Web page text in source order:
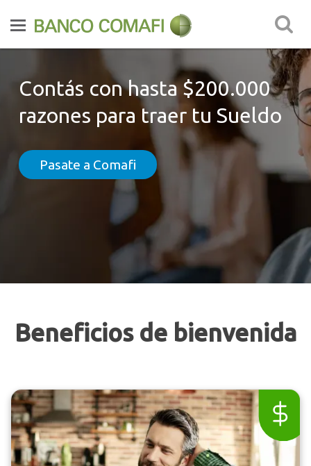
Contás con hasta $200.000
razones para traer tu Sueldo
Pasate a Comafi
Beneficios de bienvenida